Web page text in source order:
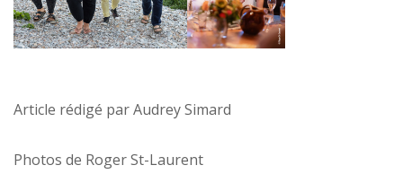
Article rédigé par Audrey Simard
Photos de Roger St-Laurent